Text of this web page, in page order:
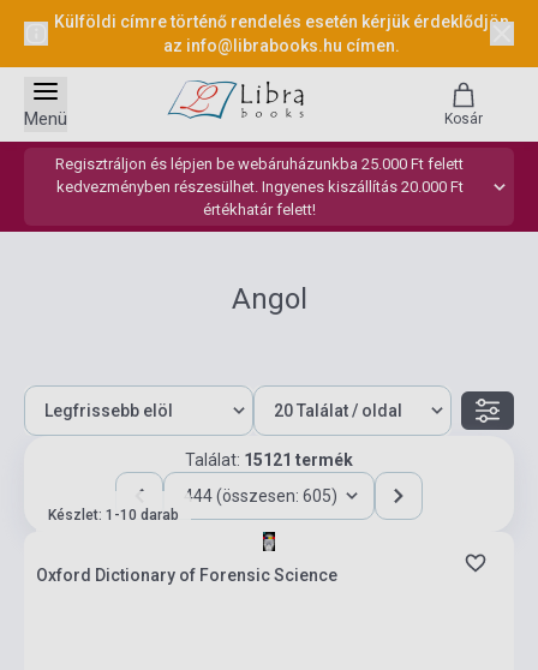
Külföldi címre történő rendelés esetén kérjük érdeklődjön
az info@librabooks.hu címen.
Regisztráljon és lépjen be webáruházunkba 25.000 Ft felett
kedvezményben részesülhet. Ingyenes kiszállítás 20.000 Ft
értékhatár felett!
Menü Kosár
Angol
Találat: 15121 termék
444 (összesen: 605)
Készlet: 1-10 darab
Oxford Dictionary of Forensic Science